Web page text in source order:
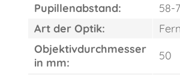
Pupillenabstand:
58-
Art der Optik:
Objektivdurchmesser
in mm:
50